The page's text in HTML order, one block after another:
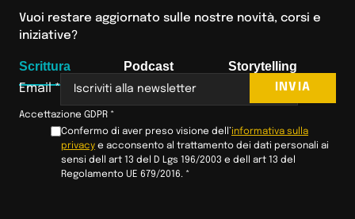
Vuoi restare aggiornato sulle nostre novità, corsi e
iniziative?
Scrittura
Email*
Accettazione GDPR *
Confermo di aver preso visione dell’informativa sulla
privacy e acconsento al trattamento dei dati personali ai
sensi dell art 13 del D Lgs 196/2003 e dell art 13 del
Regolamento UE 679/2016. *
INVIA
Podcast Storytelling